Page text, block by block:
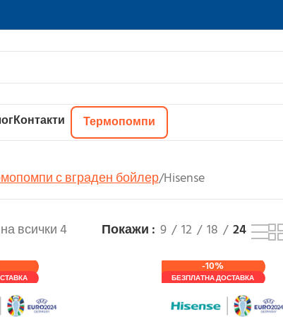
Контакти Термопомпи
с вграден бойлер Hisense
всички 4
Покажи 9 12 18 24
-10%
БЕЗПЛАТНА ДОСТАВКА